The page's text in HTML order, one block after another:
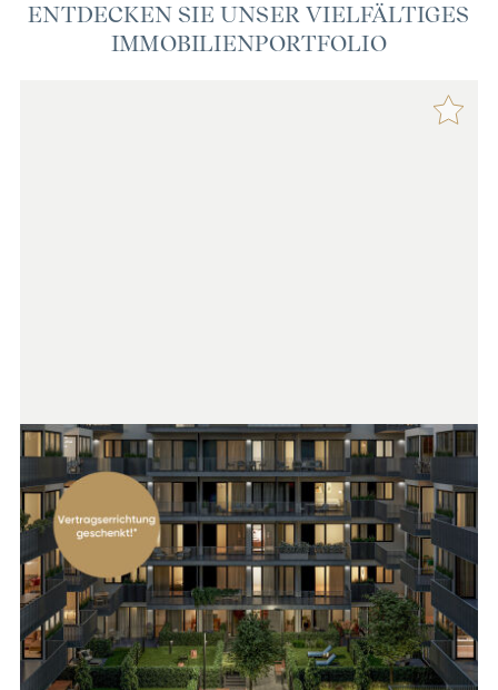
ENTDECKEN SIE UNSER VIELFÄLTIGES
IMMOBILIENPORTFOLIO